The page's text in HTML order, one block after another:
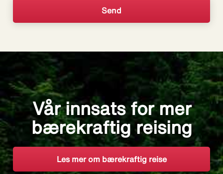
Vår innsats for mer
bærekraftig reising
Les mer om bærekraftig reise